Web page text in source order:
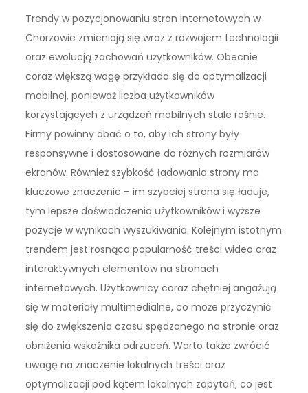
Trendy w pozycjonowaniu stron internetowych w
Chorzowie zmieniają się wraz z rozwojem technologii
oraz ewolucją zachowań użytkowników. Obecnie
coraz większą wagę przykłada się do optymalizacji
mobilnej, ponieważ liczba użytkowników
korzystających z urządzeń mobilnych stale rośnie.
Firmy powinny dbać o to, aby ich strony były
responsywne i dostosowane do różnych rozmiarów
ekranów. Również szybkość ładowania strony ma
kluczowe znaczenie – im szybciej strona się ładuje,
tym lepsze doświadczenia użytkowników i wyższe
pozycje w wynikach wyszukiwania. Kolejnym istotnym
trendem jest rosnąca popularność treści wideo oraz
interaktywnych elementów na stronach
internetowych. Użytkownicy coraz chętniej angażują
się w materiały multimedialne, co może przyczynić
się do zwiększenia czasu spędzanego na stronie oraz
obniżenia wskaźnika odrzuceń. Warto także zwrócić
uwagę na znaczenie lokalnych treści oraz
optymalizacji pod kątem lokalnych zapytań, co jest